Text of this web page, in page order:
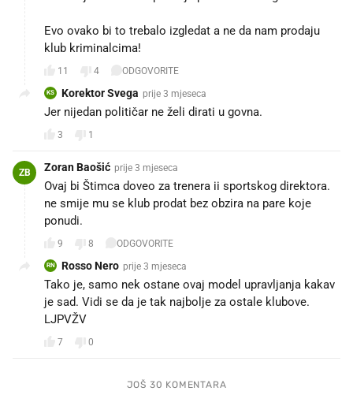
Evo ovako bi to trebalo izgledat a ne da nam prodaju
klub kriminalcima!
11 4 ODGOVORITE
KS Korektor Svega prije 3 mjeseca
Jer nijedan političar ne želi dirati u govna.
3 1
ZB Zoran Baošić prije 3 mjeseca
Ovaj bi Štimca doveo za trenera ii sportskog direktora.
ne smije mu se klub prodat bez obzira na pare koje
ponudi.
9 8 ODGOVORITE
RN Rosso Nero prije 3 mjeseca
Tako je, samo nek ostane ovaj model upravljanja kakav
je sad. Vidi se da je tak najbolje za ostale klubove.
LJPVŽV
7 0
JOŠ 30 KOMENTARA